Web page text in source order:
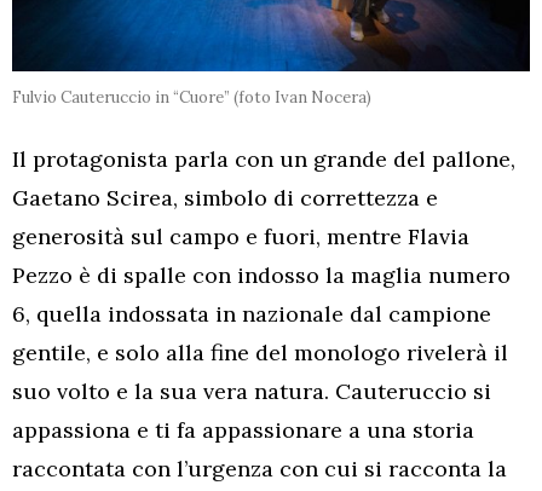
Fulvio Cauteruccio in “Cuore” (foto Ivan Nocera)
Il protagonista parla con un grande del pallone,
Gaetano Scirea, simbolo di correttezza e
generosità sul campo e fuori, mentre Flavia
Pezzo è di spalle con indosso la maglia numero
6, quella indossata in nazionale dal campione
gentile, e solo alla fine del monologo rivelerà il
suo volto e la sua vera natura. Cauteruccio si
appassiona e ti fa appassionare a una storia
raccontata con l’urgenza con cui si racconta la